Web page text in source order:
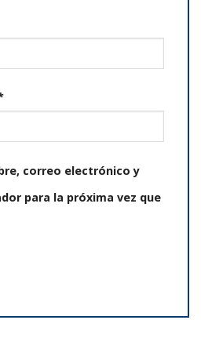
correo electrónico y
para la próxima vez que